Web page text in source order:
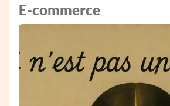
E-commerce